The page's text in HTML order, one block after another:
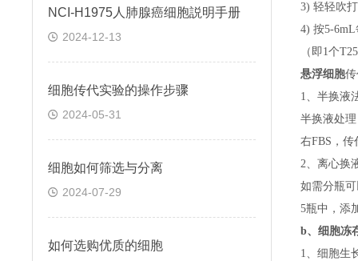
NCI-H1975人肺腺癌细胞説明手册
2024-12-13
细胞传代实验的操作步骤
2024-05-31
细胞如何筛选与分离
2024-07-29
如何选购优质的细胞
3) 轻轻吹
4) 按5-
（即1个
悬浮细胞
1、半换液
半换液处
右FBS，
2、离心换
如需分瓶
5瓶中，添
b、 细胞冻
1、细胞生